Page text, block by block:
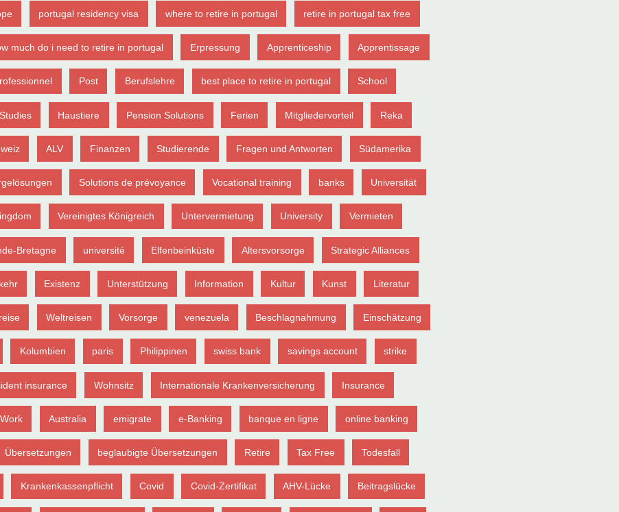
portugal residency visa where to retire in portugal retire in portugal tax free
much do i need to retire in portugal Erpressung Apprenticeship Apprentissage
Post Berufslehre best place to retire in portugal School
Studies Haustiere Pension Solutions Ferien Mitgliedervorteil Reka
ALV Finanzen Studierende Fragen und Antworten Südamerika
Solutions de prévoyance Vocational training banks Universität
Vereinigtes Königreich Untervermietung University Vermieten
Bretagne université Elfenbeinküste Altersvorsorge Strategic Alliances
Existenz Unterstützung Information Kultur Kunst Literatur
Weltreisen Vorsorge venezuela Beschlagnahmung Einschätzung
Kolumbien paris Philippinen swiss bank savings account strike
insurance Wohnsitz Internationale Krankenversicherung Insurance
Work Australia emigrate e-Banking banque en ligne online banking
Übersetzungen beglaubigte Übersetzungen Retire Tax Free Todesfall
Krankenkassenpflicht Covid Covid-Zertifikat AHV-Lücke Beitragslücke